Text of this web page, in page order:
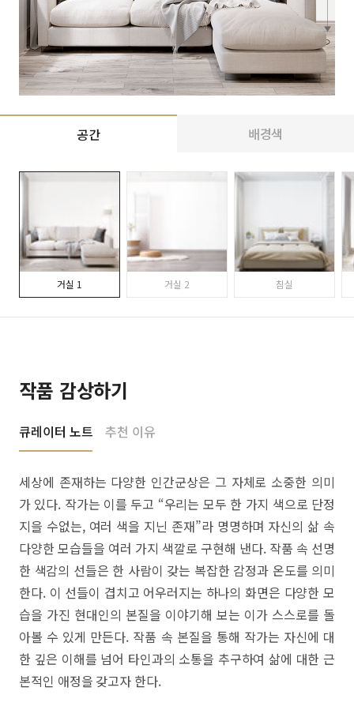
공간 배경색
거실 1 거실 2 침실
작품 감상하기
큐레이터 노트 추천 이유
세상에 존재하는 다양한 인간군상은 그 자체로 소중한 의미
가 있다. 작가는 이를 두고 “우리는 모두 한 가지 색으로 단정
지을 수없는, 여러 색을 지닌 존재”라 명명하며 자신의 삶 속
다양한 모습들을 여러 가지 색깔로 구현해 낸다. 작품 속 선명
한 색감의 선들은 한 사람이 갖는 복잡한 감정과 온도를 의미
한다. 이 선들이 겹치고 어우러지는 하나의 화면은 다양한 모
습을 가진 현대인의 본질을 이야기해 보는 이가 스스로를 돌
아볼 수 있게 만든다. 작품 속 본질을 통해 작가는 자신에 대
한 깊은 이해를 넘어 타인과의 소통을 추구하여 삶에 대한 근
본적인 애정을 갖고자 한다.